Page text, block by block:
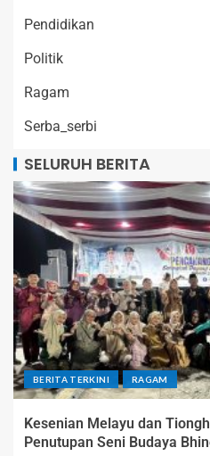
Pendidikan
Politik
Ragam
Serba_serbi
SELURUH BERITA
BERITA TERKINI RAGAM
Kesenian Melayu dan
Penutupan Seni Budaya